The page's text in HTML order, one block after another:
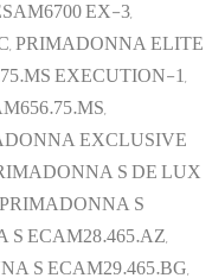
EX-3,
PRIMADONNA ELITE
EXECUTION-1,
EXCLUSIVE
S DE LUX
S
ECAM28.465.AZ,
S ECAM29.465.BG,